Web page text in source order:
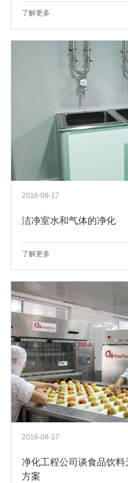
了解更多
2016-08-17
洁净室水和气体的净化
了解更多
2016-08-17
净化工程公司谈食品饮
方案